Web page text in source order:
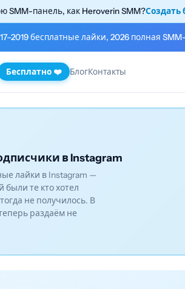
SMM-панель, как Heroverin SMM?Создать
бесплатные лайки, 2026 полная
Бесплатно ❤️ БлогКонтакты
в Instagram
лайки в Instagram —
были те кто хотел
не получилось. В
раздаём не